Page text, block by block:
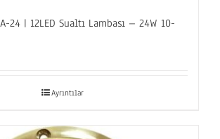
24 | 12LED Sualtı Lambası – 24W 10-
Ayrıntılar